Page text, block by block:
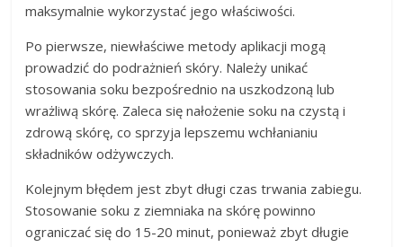
maksymalnie wykorzystać jego właściwości.
Po pierwsze, niewłaściwe metody aplikacji mogą
prowadzić do podrażnień skóry. Należy unikać
stosowania soku bezpośrednio na uszkodzoną lub
wrażliwą skórę. Zaleca się nałożenie soku na czystą i
zdrową skórę, co sprzyja lepszemu wchłanianiu
składników odżywczych.
Kolejnym błędem jest zbyt długi czas trwania zabiegu.
Stosowanie soku z ziemniaka na skórę powinno
ograniczać się do 15-20 minut, ponieważ zbyt długie